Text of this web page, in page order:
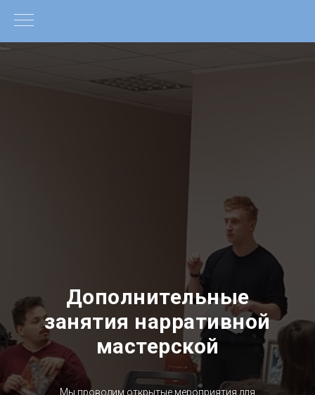
Дополнительные
занятия нарративной
мастерской
Мы проводим открытые мероприятия для